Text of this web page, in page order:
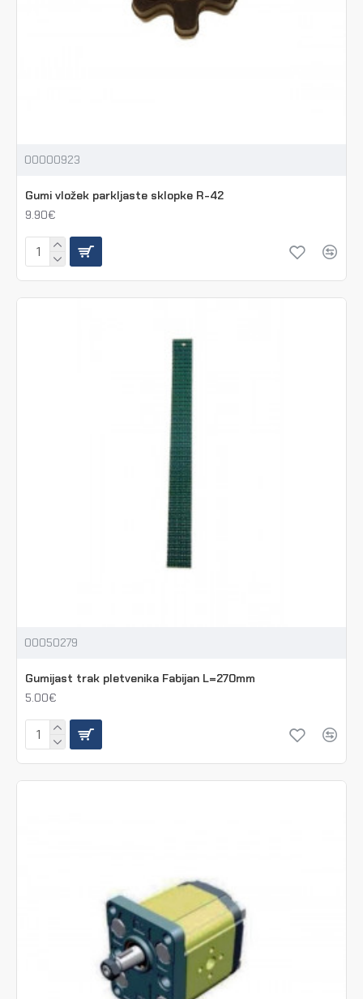
00000923
Gumi vložek parkljaste sklopke R-42
9.90€
00050279
Gumijast trak pletvenika Fabijan L=270mm
5.00€